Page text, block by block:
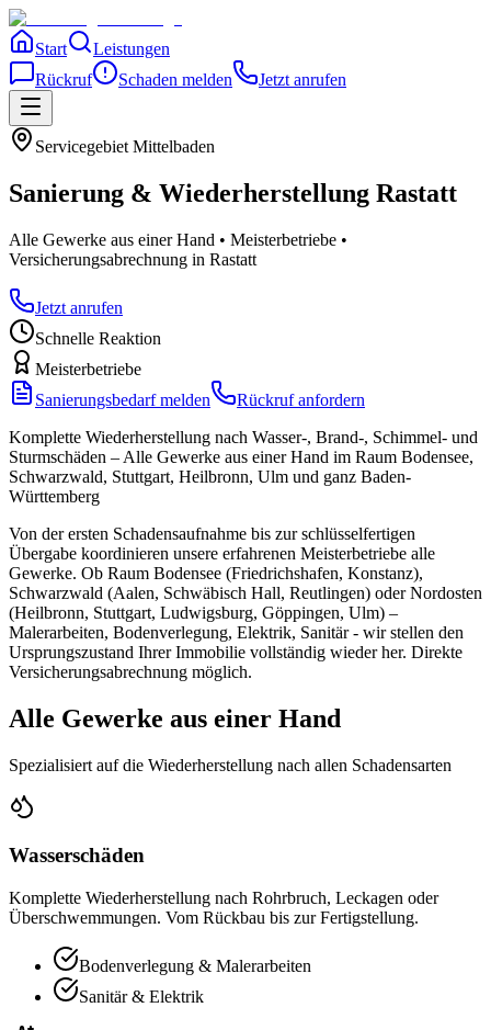
Start
Leistungen
Rückruf
Schaden melden Jetzt anrufen
Servicegebiet Mittelbaden
Sanierung & Wiederherstellung Rastatt
Alle Gewerke aus einer Hand • Meisterbetriebe •
Versicherungsabrechnung in Rastatt
Jetzt anrufen
Schnelle Reaktion
Meisterbetriebe
Sanierungsbedarf melden
Rückruf anfordern
Komplette Wiederherstellung nach Wasser-, Brand-, Schimmel- und
Sturmschäden – Alle Gewerke aus einer Hand im Raum Bodensee,
Schwarzwald, Stuttgart, Heilbronn, Ulm und ganz Baden-
Württemberg
Von der ersten Schadensaufnahme bis zur schlüsselfertigen
Übergabe koordinieren unsere erfahrenen Meisterbetriebe alle
Gewerke. Ob Raum Bodensee (Friedrichshafen, Konstanz),
Schwarzwald (Aalen, Schwäbisch Hall, Reutlingen) oder Nordosten
(Heilbronn, Stuttgart, Ludwigsburg, Göppingen, Ulm) –
Malerarbeiten, Bodenverlegung, Elektrik, Sanitär - wir stellen den
Ursprungszustand Ihrer Immobilie vollständig wieder her. Direkte
Versicherungsabrechnung möglich.
Alle Gewerke aus einer Hand
Spezialisiert auf die Wiederherstellung nach allen Schadensarten
Wasserschäden
Komplette Wiederherstellung nach Rohrbruch, Leckagen oder
Überschwemmungen. Vom Rückbau bis zur Fertigstellung.
Bodenverlegung & Malerarbeiten
Sanitär & Elektrik